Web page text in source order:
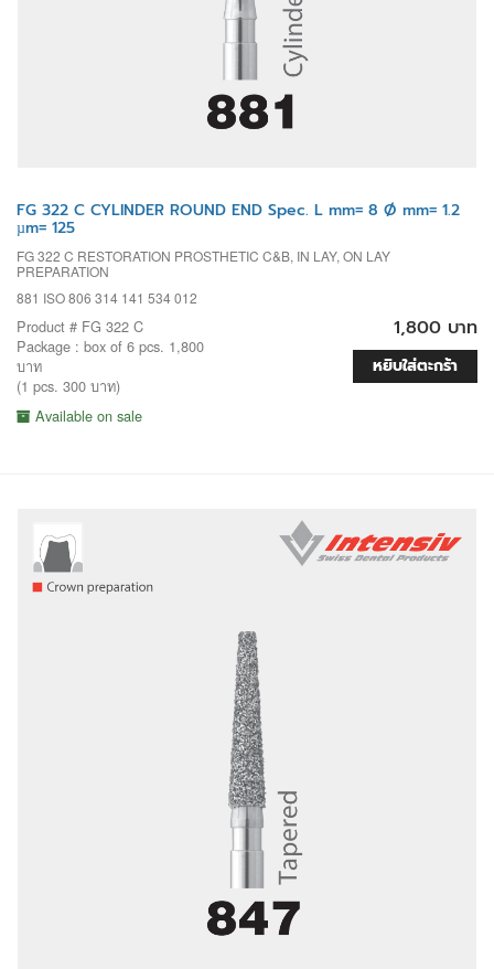
FG 322 C CYLINDER ROUND END Spec. L mm= 8 Ø mm= 1.2
µm= 125
FG 322 C RESTORATION PROSTHETIC C&B, IN LAY, ON LAY
PREPARATION
881 ISO 806 314 141 534 012
Product # FG 322 C
Package : box of 6 pcs. 1,800
บาท
(1 pcs. 300 บาท)
Available on sale
1,800 บาท
หยิบใส่ตะกร้า